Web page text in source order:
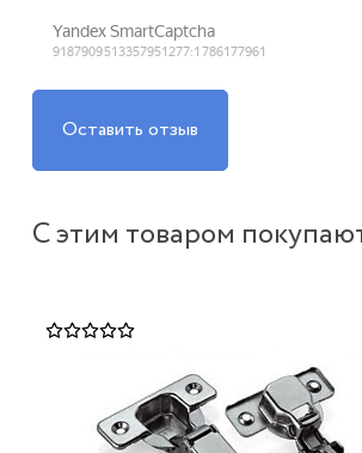
Оставить отзыв
С этим товаром